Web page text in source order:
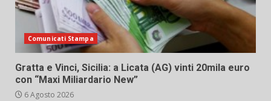
Comunicati Stampa
Gratta e Vinci, Sicilia: a Licata (AG) vinti 20mila euro
con “Maxi Miliardario New”
6 Agosto 2026